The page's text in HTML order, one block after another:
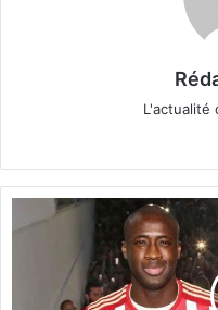
L'actualité
o